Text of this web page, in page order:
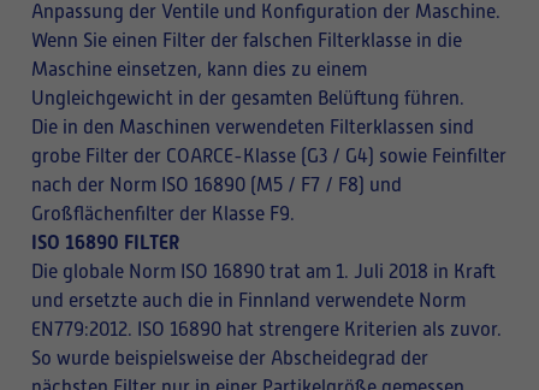
Anpassung der Ventile und Konfiguration der Maschine.
Wenn Sie einen Filter der falschen Filterklasse in die
Maschine einsetzen, kann dies zu einem
Ungleichgewicht in der gesamten Belüftung führen.
Die in den Maschinen verwendeten Filterklassen sind
grobe Filter der COARCE-Klasse (G3 / G4) sowie Feinfilter
nach der Norm ISO 16890 (M5 / F7 / F8) und
Großflächenfilter der Klasse F9.
ISO 16890 FILTER
Die globale Norm ISO 16890 trat am 1. Juli 2018 in Kraft
und ersetzte auch die in Finnland verwendete Norm
EN779:2012. ISO 16890 hat strengere Kriterien als zuvor.
So wurde beispielsweise der Abscheidegrad der